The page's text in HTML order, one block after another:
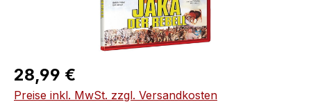
Regulärer Preis:
28,99 €
Preise inkl. MwSt. zzgl. Versandkosten